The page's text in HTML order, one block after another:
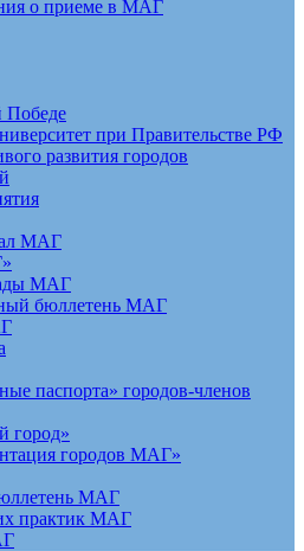
о приеме в МАГ
Победе
при Правительстве РФ
развития городов
МАГ
МАГ
бюллетень МАГ
паспорта» городов-членов
город»
городов МАГ»
МАГ
практик МАГ